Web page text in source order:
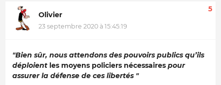
Olivier
23 septembre 2020 à 15:45:19
5
"Bien sûr, nous attendons des pouvoirs publics qu’ils
déploient les moyens policiers nécessaires pour
assurer la défense de ces libertés "